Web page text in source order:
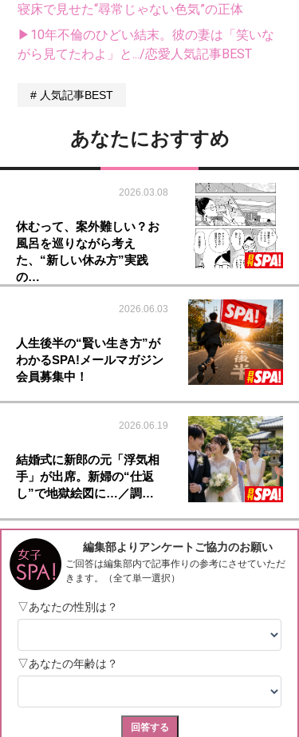
寝床で見せた“尋常じゃない色気”の正体
▶10年不倫のひどい結末。彼の妻は「笑いな
がら見てたわよ」と.../恋愛人気記事BEST
人気記事BEST
あなたにおすすめ
2026.03.08
休むって、案外難しい？お
風呂を巡りながら考え
た、“新しい休み方”実践
の…
2026.06.03
人生後半の“賢い生き方”が
わかるSPA!メールマガジン
会員募集中！
2026.06.19
結婚式に新郎の元「浮気相
手」が出席。新婦の“仕返
し”で地獄絵図に…／調…